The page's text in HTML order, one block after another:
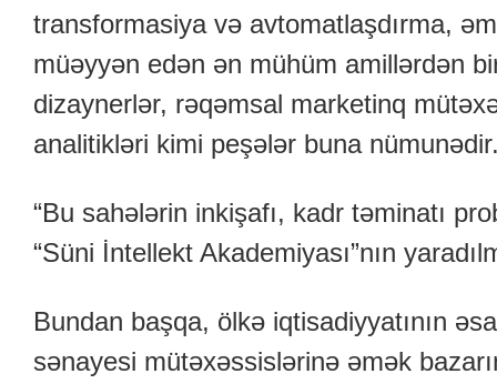
transformasiya və avtomatlaşdırma,
müəyyən edən ən mühüm amillərdən
dizaynerlər, rəqəmsal marketinq
analitikləri kimi peşələr buna
“Bu sahələrin inkişafı, kadr təminatı
“Süni İntellekt Akademiyası”nın
Bundan başqa, ölkə iqtisadiyyatının
sənayesi mütəxəssislərinə əmək